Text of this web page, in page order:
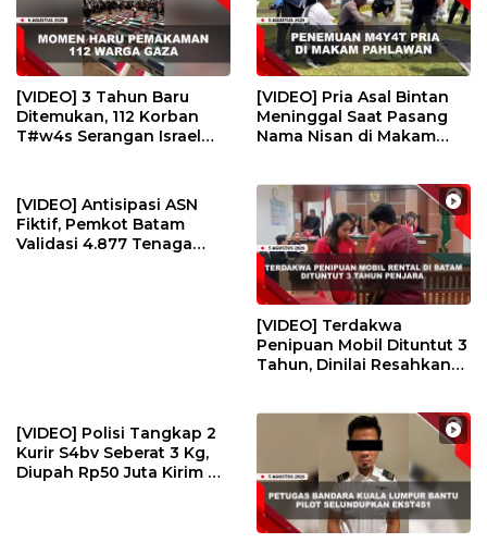
[VIDEO] 3 Tahun Baru
Ditemukan, 112 Korban
T#w4s Serangan Israel
[VIDEO] Pria Asal Bintan
Meninggal Saat Pasang
Nama Nisan di Makam
[VIDEO] Antisipasi ASN
Fiktif, Pemkot Batam
Validasi 4.877 Tenaga
[VIDEO] Terdakwa
Penipuan Mobil Dituntut 3
Tahun, Dinilai Resahkan
[VIDEO] Polisi Tangkap 2
Kurir S4bv Seberat 3 Kg,
Diupah Rp50 Juta Kirim Ke